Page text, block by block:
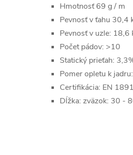
Hmotnosť 69 g / m
Pevnosť v ťahu 30,4
Pevnosť v uzle: 18,6
Počet pádov: >10
Statický prieťah:
Pomer opletu k
Certifikácia: EN
Dĺžka: zväzok: 30 -